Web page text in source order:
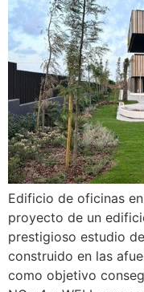
Edificio de oficinas
proyecto de un
prestigioso estudio
construido en las
como objetivo